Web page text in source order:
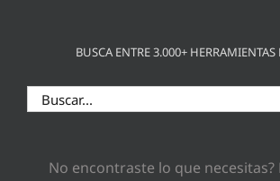
BUSCA ENTRE 3.000+
Buscar:
No encontraste lo que necesitas?